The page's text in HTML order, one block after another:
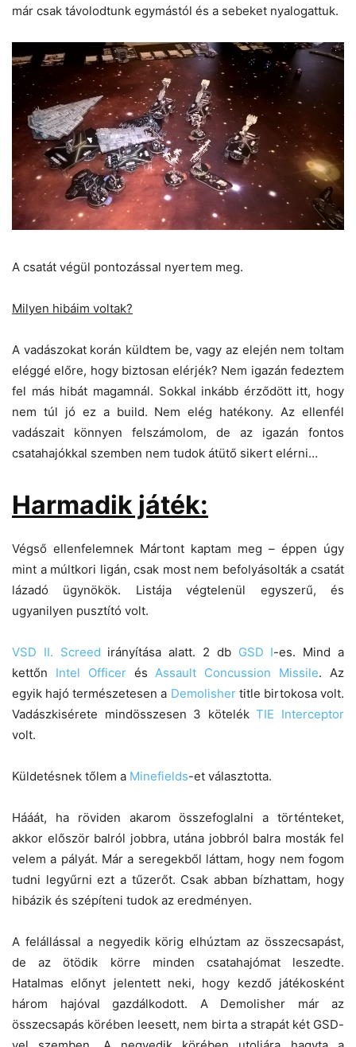
már csak távolodtunk egymástól és a sebeket nyalogattuk.
A csatát végül pontozással nyertem meg.
Milyen hibáim voltak?
A vadászokat korán küldtem be, vagy az elején nem toltam
eléggé előre, hogy biztosan elérjék? Nem igazán fedeztem
fel más hibát magamnál. Sokkal inkább érződött itt, hogy
nem túl jó ez a build. Nem elég hatékony. Az ellenfél
vadászait könnyen felszámolom, de az igazán fontos
csatahajókkal szemben nem tudok átütő sikert elérni…
Harmadik játék:
Végső ellenfelemnek Mártont kaptam meg – éppen úgy
mint a múltkori ligán, csak most nem befolyásolták a csatát
lázadó ügynökök. Listája végtelenül egyszerű, és
ugyanilyen pusztító volt.
VSD II. Screed irányítása alatt. 2 db GSD I-es. Mind a
kettőn Intel Officerés Assault Concussion Missile. Az
egyik hajó természetesen a Demolishertitle birtokosa volt.
Vadászkisérete mindösszesen 3 kötelékTIE Interceptor
volt.
Küldetésnek tőlem a Minefields-et választotta.
Hááát, ha röviden akarom összefoglalni a történteket,
akkor először balról jobbra, utána jobbról balra mosták fel
velem a pályát. Már a seregekből láttam, hogy nem fogom
tudni legyűrni ezt a tűzerőt. Csak abban bízhattam, hogy
hibázik és szépíteni tudok az eredményen.
A felállással a negyedik körig elhúztam az összecsapást,
de az ötödik körre minden csatahajómat leszedte.
Hatalmas előnyt jelentett neki, hogy kezdő játékosként
három hajóval gazdálkodott. A Demolisher már az
összecsapás körében leesett, nem birta a strapát két GSD-